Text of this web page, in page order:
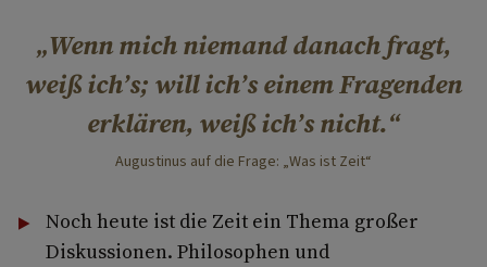
Wenn mich niemand danach fragt,
weiß ich’s; will ich’s einem Fragenden
erklären, weiß ich’s nicht.
Augustinus auf die Frage: „Was ist Zeit“
Noch heute ist die Zeit ein Thema großer
Diskussionen. Philosophen und